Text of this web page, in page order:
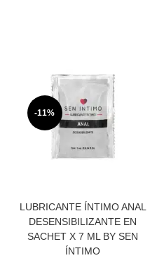
-11%
LUBRICANTE ÍNTIMO ANAL
DESENSIBILIZANTE EN
SACHET X 7 ML BY SEN
ÍNTIMO